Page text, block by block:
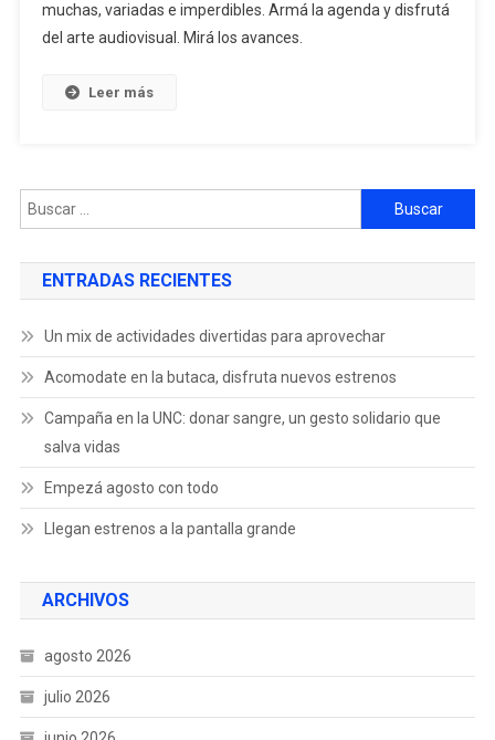
muchas, variadas e imperdibles. Armá la agenda y disfrutá
del arte audiovisual. Mirá los avances.
Leer más
ENTRADAS RECIENTES
Un mix de actividades divertidas para aprovechar
Acomodate en la butaca, disfruta nuevos estrenos
Campaña en la UNC: donar sangre, un gesto solidario que
salva vidas
Empezá agosto con todo
Llegan estrenos a la pantalla grande
ARCHIVOS
agosto 2026
julio 2026